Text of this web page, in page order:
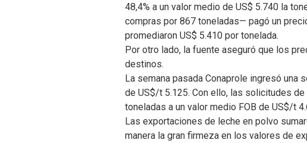
48,4% a un valor medio de US$ 5.740 la
compras por 867 toneladas— pagó un
promediaron US$ 5.410 por tonelada.
Por otro lado, la fuente aseguró que los
destinos.
La semana pasada Conaprole ingresó una
de US$/t 5.125. Con ello, las solicitudes
toneladas a un valor medio FOB de US$/t
Las exportaciones de leche en polvo
manera la gran firmeza en los valores de